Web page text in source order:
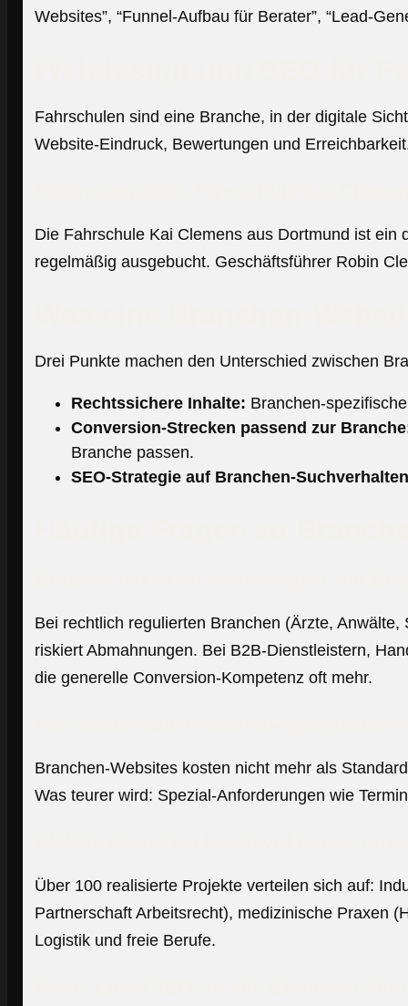
Websites”, “Funnel-Aufbau für Berater”, “Lead-
Fahrschulen sind eine Branche, in der digitale
Website-Eindruck, Bewertungen und
Die Fahrschule Kai Clemens aus Dortmund ist
regelmäßig ausgebucht. Geschäftsführer Robin
Drei Punkte machen den Unterschied zwischen
Rechtssichere Inhalte: Branchen-
Conversion-Strecken passend zur
Branche passen.
SEO-Strategie auf Branchen-
Bei rechtlich regulierten Branchen (Ärzte,
riskiert Abmahnungen. Bei B2B-Dienstleistern,
die generelle Conversion-Kompetenz oft mehr.
Branchen-Websites kosten nicht mehr als
Was teurer wird: Spezial-Anforderungen wie
Über 100 realisierte Projekte verteilen sich auf:
Partnerschaft Arbeitsrecht), medizinische Praxen
Logistik und freie Berufe.